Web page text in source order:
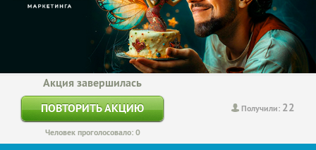
Получили: 22
Акция завершилась
ПОВТОРИТЬ АКЦИЮ
Человек проголосовало: 0